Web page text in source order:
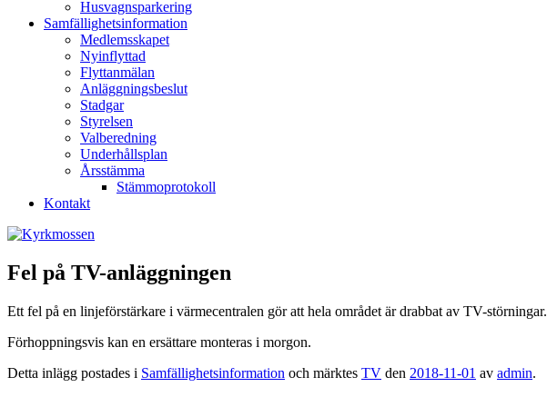
Husvagnsparkering
Samfällighetsinformation
Medlemsskapet
Nyinflyttad
Flyttanmälan
Anläggningsbeslut
Stadgar
Styrelsen
Valberedning
Underhållsplan
Årsstämma
Stämmoprotokoll
Kontakt
Fel på TV-anläggningen
Ett fel på en linjeförstärkare i värmecentralen gör att hela området är drabbat av TV-störningar.
Förhoppningsvis kan en ersättare monteras i morgon.
Detta inlägg postades i Samfällighetsinformation och märktes TV den 2018-11-01 av admin.